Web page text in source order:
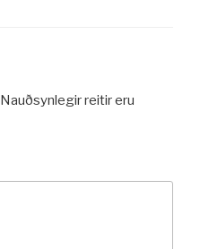
Nauðsynlegir reitir eru